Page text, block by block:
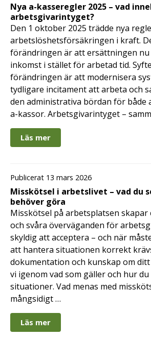
Nya a-kasseregler 2025 – vad
arbetsgivarintyget?
Den 1 oktober 2025 trädde nya
arbetslöshetsförsäkringen i kraft.
förändringen är att ersättningen nu
inkomst i stället för arbetad tid.
förändringen är att modernisera
tydligare incitament att arbeta och
den administrativa bördan för både
a-kassor. Arbetsgivarintyget –
Läs mer
Publicerat 13 mars 2026
Misskötsel i arbetslivet – vad du
behöver göra
Misskötsel på arbetsplatsen
och svåra överväganden för
skyldig att acceptera – och när
att hantera situationen korrekt
dokumentation och kunskap om
vi igenom vad som gäller och hur
situationer. Vad menas med
mångsidigt …
Läs mer